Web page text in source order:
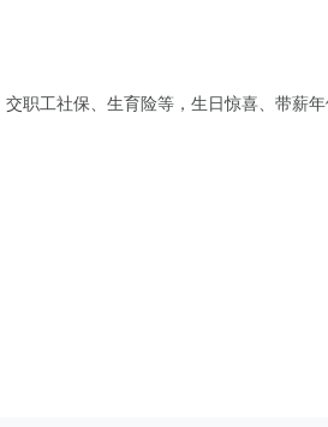
职工社保、生育险等，生日惊喜、带薪年